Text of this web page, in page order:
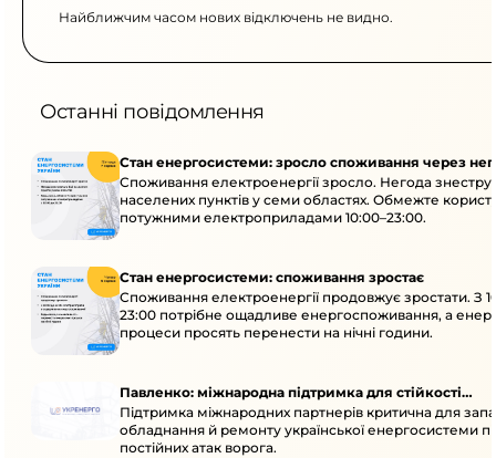
Найближчим часом нових відключень не видно.
Останні повідомлення
Стан енергосистеми: зросло споживання через
Споживання електроенергії зросло. Негода
населених пунктів у семи областях. Обмежте
потужними електроприладами 10:00–23:00.
Стан енергосистеми: споживання зростає
Споживання електроенергії продовжує зростати. З
23:00 потрібне ощадливе енергоспоживання, а
процеси просять перенести на нічні години.
Павленко: міжнародна підтримка для стійкості
енергосистеми
Підтримка міжнародних партнерів критична для
обладнання й ремонту української енергосистеми
постійних атак ворога.